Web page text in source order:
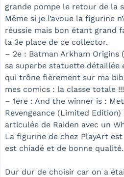
grande pompe le retour de la
Même si je l’avoue la figurine
réussie mais bon étant grand
la 3e place de ce collector.
– 2e : Batman Arkham Origins
sa superbe statuette détaillée
qui trône fièrement sur ma
mes comics : la classe totale !!!
– 1ere : And the winner is :
Revengeance (Limited
articulée de Raiden avec un
La figurine de chez PlayArt
est chiadé et de bonne qualité.
Dur dur de choisir car on a